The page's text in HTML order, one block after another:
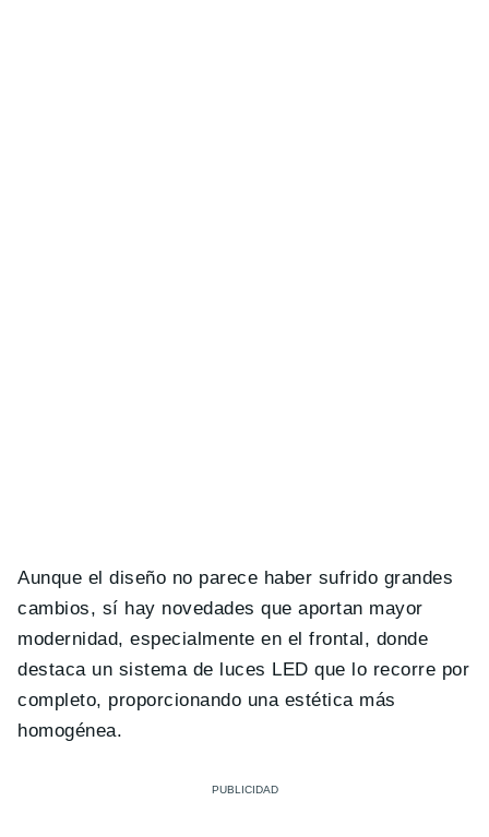
Aunque el diseño no parece haber sufrido grandes
cambios, sí hay novedades que aportan mayor
modernidad, especialmente en el frontal, donde
destaca un sistema de luces LED que lo recorre por
completo, proporcionando una estética más
homogénea.